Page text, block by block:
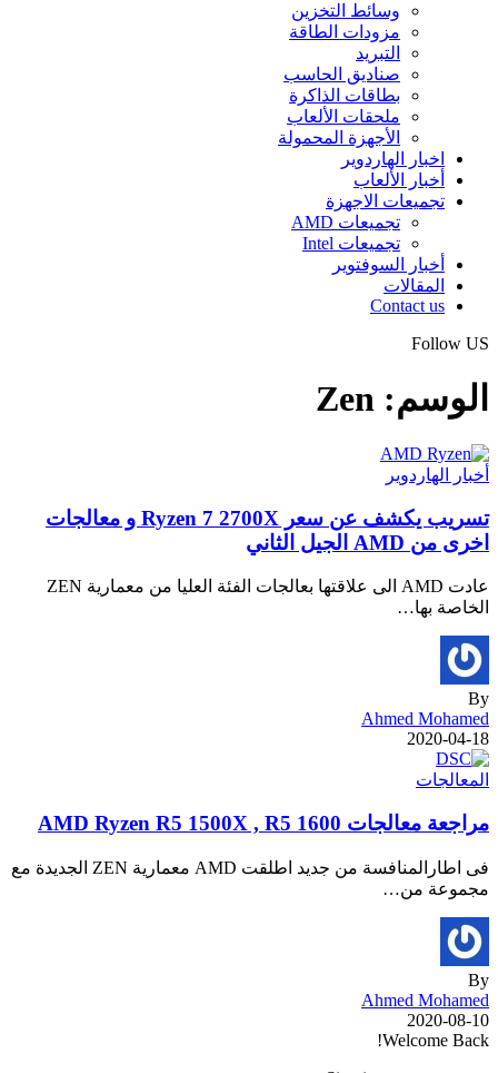
وسائط التخزين
مزودات الطاقة
التبريد
صناديق الحاسب
بطاقات الذاكرة
ملحقات الألعاب
الأجهزة المحمولة
اخبار الهاردوير
أخبار الألعاب
تجميعات الاجهزة
تجميعات AMD
تجميعات Intel
أخبار السوفتوير
المقالات
Contact us
Follow US
الوسم: Zen
أخبار الهاردوير
تسريب يكشف عن سعر Ryzen 7 2700X و معالجات
اخرى من AMD الجيل الثاني
عادت AMD الى علاقتها بعالجات الفئة العليا من معمارية ZEN
الخاصة بها…
By
Ahmed Mohamed
2020-04-18
المعالجات
مراجعة معالجات AMD Ryzen R5 1500X , R5 1600
فى اطارالمنافسة من جديد اطلقت AMD معمارية ZEN الجديدة مع
مجموعة من…
By
Ahmed Mohamed
2020-08-10
Welcome Back!